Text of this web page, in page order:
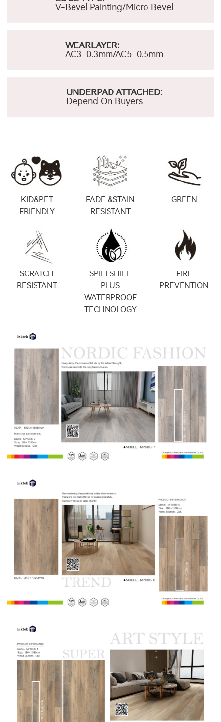
V-Bevel Painting/Micro Bevel
WEARLAYER:
AC3=0.3mm/AC5=0.5mm
UNDERPAD ATTACHED:
Depend On Buyers
KID&PET
FRIENDLY
FADE &STAIN
RESISTANT
GREEN
SCRATCH
RESISTANT
SPILLSHIEL
PLUS
WATERPROOF
TECHNOLOGY
FIRE
PREVENTION